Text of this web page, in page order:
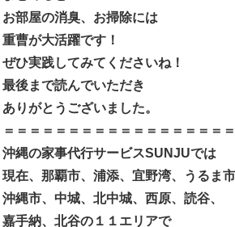
お部屋の消臭、お掃除には
重曹が大活躍です！
ぜひ実践してみてくださいね！
最後まで読んでいただき
ありがとうございました。
＝＝＝＝＝＝＝＝＝＝＝＝＝＝＝＝＝
沖縄の家事代行サービスSUNJUでは
現在、 那覇市、浦添、宜野湾、うるま市
沖縄市、中城、北中城、西原、読谷、
嘉手納、北谷の１１エリアで